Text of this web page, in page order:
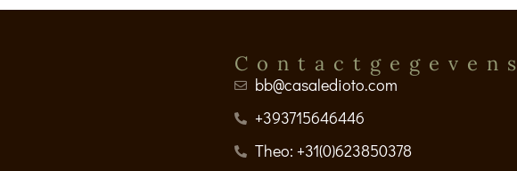
bb@casaledioto.com
+393715646446
Theo: +31(0)623850378